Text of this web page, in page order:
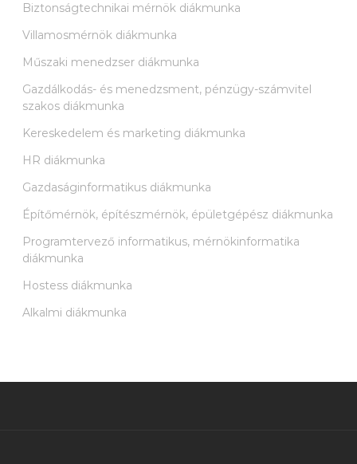
Biztonságtechnikai mérnök diákmunka
Villamosmérnök diákmunka
Műszaki menedzser diákmunka
Gazdálkodás- és menedzsment, pénzügy-számvitel
szakos diákmunka
Kereskedelem és marketing diákmunka
HR diákmunka
Gazdaságinformatikus diákmunka
Építőmérnök, építészmérnök, épületgépész diákmunka
Programtervező informatikus, mérnökinformatika
diákmunka
Hostess diákmunka
Alkalmi diákmunka